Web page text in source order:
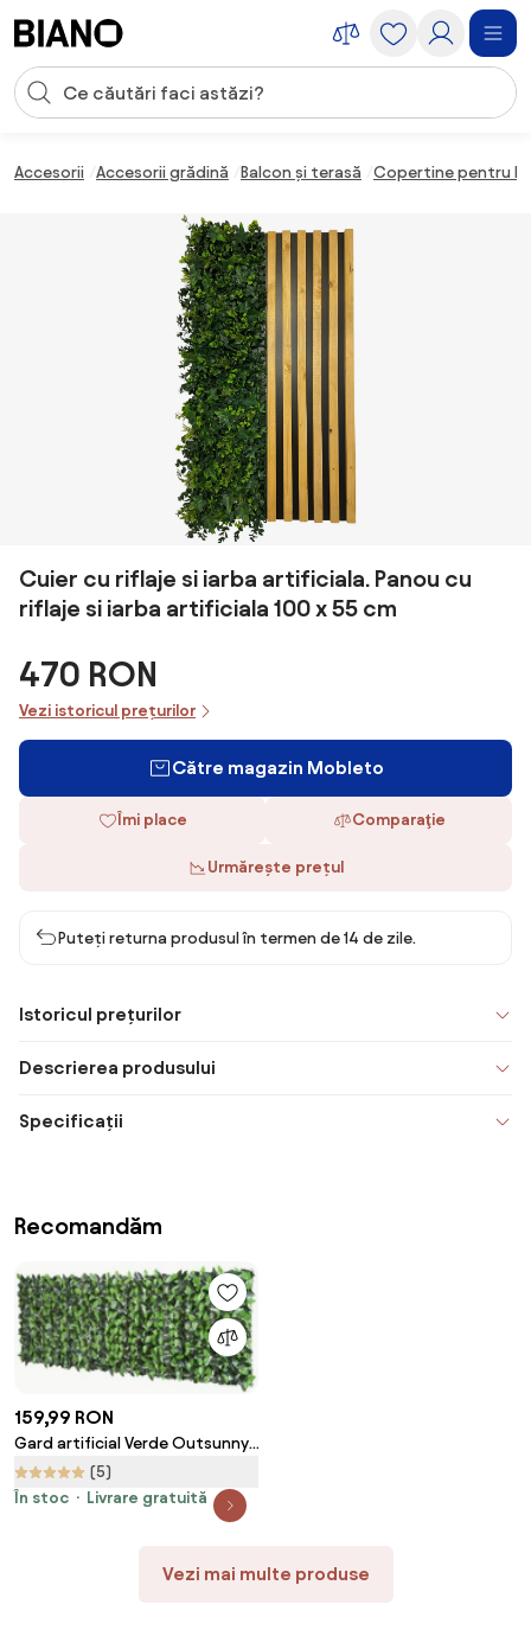
Introducerea căutării
Accesorii Accesorii grădină Balcon și terasă Copertine pentru
Cuier cu riflaje si iarba artificiala. Panou cu
riflaje si iarba artificiala 100 x 55 cm
470 RON
Vezi istoricul prețurilor
Către magazin Mobleto
Îmi place Comparaţie
Urmărește prețul
Puteți returna produsul în termen de 14 de zile.
Istoricul prețurilor
Descrierea produsului
Specificații
Recomandăm
159,99 RON
Gard artificial Verde Outsunny,
1X3m, iedera artificiala, frunze
artificiale | Aosom RO
(5)
În stoc
Livrare gratuită
Vezi mai multe produse